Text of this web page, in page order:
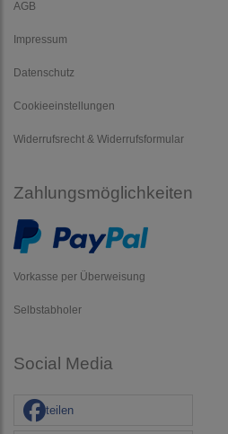
AGB
Impressum
Datenschutz
Cookieeinstellungen
Widerrufsrecht & Widerrufsformular
Zahlungsmöglichkeiten
Vorkasse per Überweisung
Selbstabholer
Social Media
teilen